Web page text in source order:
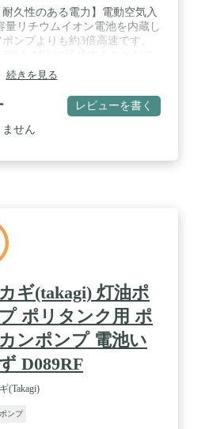
耐久性のある電力】電動空気入
量リチウムイオン電池を内蔵し
ンプよりも約3倍高速です。
ーブルが付属しており、モバ
コン端末などを利用して充電
で約40分使用できます。約40
は120個の水泳リングに空気
。電池を内蔵しており、通常
かに空気入れ・空気抜き 両対
を抜くことが携帯ポンプ一台
質のモーターと電動 空気入れ
、より強力な空気の流れを提
ングを膨らませるのに10～20
ベッドを膨らませるのに50～
ットポンプを当社の電動エアー
ことで、時間と労力を節約でき
ズル・過熱保護】ノズル端の
用中はポートにロック固定さ
る空気漏れを防ぎます。 4種
、大部分のインフレータブル
します。耐摩耗性の素材によ
が大幅に向上します。この電
続きを見る
レビューを書く
せん
ギ(takagi) 灯油ポ
ポリタンク用 ポ
ンポンプ 電池い
D089RF
(Takagi)
ンプ